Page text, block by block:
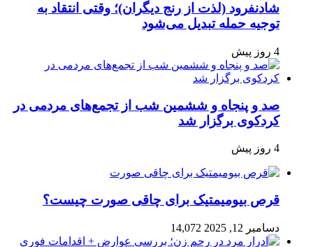
شادنفرود (لذت از رنج دیگران)؛ وقتی انتقاد به
توجیه حمله تبدیل می‌شود
4 روز پیش
صد و پنجاه‌ و ششمین شب از تجمع‌های مردمی در
کردکوی برگزار شد
4 روز پیش
قرص بیومیمتیک برای چاقی صورت چیست؟
دسامبر 12, 2025 14,072